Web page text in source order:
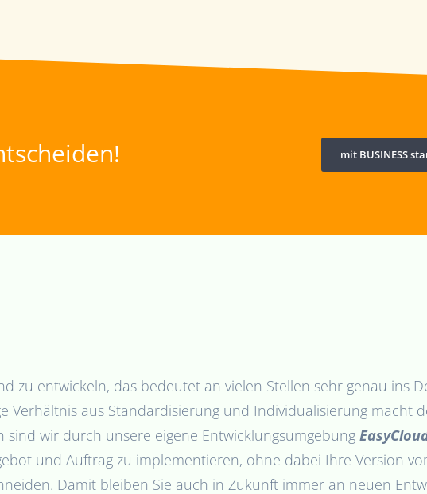
mit BUSINESS
zu entwickeln, das bedeutet an vielen Stellen sehr genau ins
Verhältnis aus Standardisierung und Individualisierung macht
wir durch unsere eigene Entwicklungsumgebung
und Auftrag zu implementieren, ohne dabei Ihre Version
Damit bleiben Sie auch in Zukunft immer an neuen